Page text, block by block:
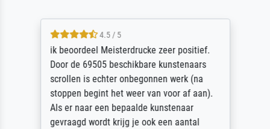
4.5 / 5
ik beoordeel Meisterdrucke zeer positief.
Door de 69505 beschikbare kunstenaars
scrollen is echter onbegonnen werk (na
stoppen begint het weer van voor af aan).
Als er naar een bepaalde kunstenaar
gevraagd wordt krijg je ook een aantal